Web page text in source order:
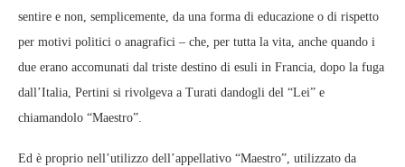
sentire e non, semplicemente, da una forma di educazione o di rispetto
per motivi politici o anagrafici – che, per tutta la vita, anche quando i
due erano accomunati dal triste destino di esuli in Francia, dopo la fuga
dall’Italia, Pertini si rivolgeva a Turati dandogli del “Lei” e
chiamandolo “Maestro”.
Ed è proprio nell’utilizzo dell’appellativo “Maestro”, utilizzato da